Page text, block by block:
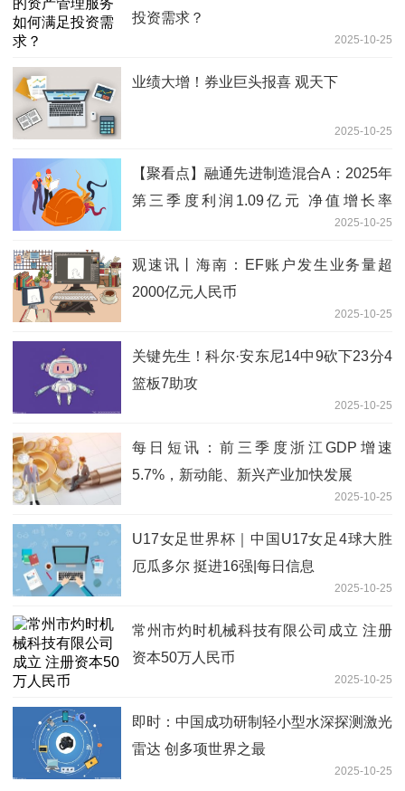
投资需求？
2025-10-25
业绩大增！券业巨头报喜 观天下
2025-10-25
【聚看点】融通先进制造混合A：2025年
第三季度利润1.09亿元 净值增长率
2025-10-25
观速讯丨海南：EF账户发生业务量超
2000亿元人民币
2025-10-25
关键先生！科尔·安东尼14中9砍下23分4
篮板7助攻
2025-10-25
每日短讯：前三季度浙江GDP增速
5.7%，新动能、新兴产业加快发展
2025-10-25
U17女足世界杯｜中国U17女足4球大胜
厄瓜多尔 挺进16强|每日信息
2025-10-25
常州市灼时机械科技有限公司成立 注册
资本50万人民币
2025-10-25
即时：中国成功研制轻小型水深探测激光
雷达 创多项世界之最
2025-10-25